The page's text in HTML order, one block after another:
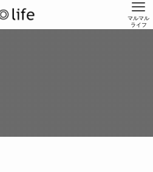
マルマル
ライフ